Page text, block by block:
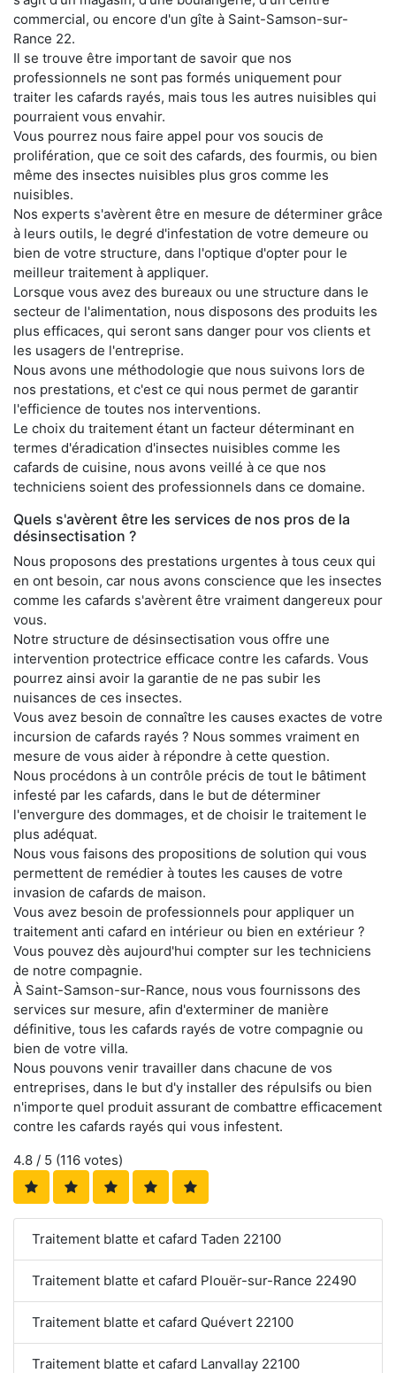
commercial, ou encore d'un gîte à Saint-Samson-sur-
Rance 22.
Il se trouve être important de savoir que nos
professionnels ne sont pas formés uniquement pour
traiter les cafards rayés, mais tous les autres nuisibles qui
pourraient vous envahir.
Vous pourrez nous faire appel pour vos soucis de
prolifération, que ce soit des cafards, des fourmis, ou bien
même des insectes nuisibles plus gros comme les
nuisibles.
Nos experts s'avèrent être en mesure de déterminer grâce
à leurs outils, le degré d'infestation de votre demeure ou
bien de votre structure, dans l'optique d'opter pour le
meilleur traitement à appliquer.
Lorsque vous avez des bureaux ou une structure dans le
secteur de l'alimentation, nous disposons des produits les
plus efficaces, qui seront sans danger pour vos clients et
les usagers de l'entreprise.
Nous avons une méthodologie que nous suivons lors de
nos prestations, et c'est ce qui nous permet de garantir
l'efficience de toutes nos interventions.
Le choix du traitement étant un facteur déterminant en
termes d'éradication d'insectes nuisibles comme les
cafards de cuisine, nous avons veillé à ce que nos
techniciens soient des professionnels dans ce domaine.
Quels s'avèrent être les services de nos pros de la
désinsectisation ?
Nous proposons des prestations urgentes à tous ceux qui
en ont besoin, car nous avons conscience que les insectes
comme les cafards s'avèrent être vraiment dangereux pour
vous.
Notre structure de désinsectisation vous offre une
intervention protectrice efficace contre les cafards. Vous
pourrez ainsi avoir la garantie de ne pas subir les
nuisances de ces insectes.
Vous avez besoin de connaître les causes exactes de votre
incursion de cafards rayés ? Nous sommes vraiment en
mesure de vous aider à répondre à cette question.
Nous procédons à un contrôle précis de tout le bâtiment
infesté par les cafards, dans le but de déterminer
l'envergure des dommages, et de choisir le traitement le
plus adéquat.
Nous vous faisons des propositions de solution qui vous
permettent de remédier à toutes les causes de votre
invasion de cafards de maison.
Vous avez besoin de professionnels pour appliquer un
traitement anti cafard en intérieur ou bien en extérieur ?
Vous pouvez dès aujourd'hui compter sur les techniciens
de notre compagnie.
À Saint-Samson-sur-Rance, nous vous fournissons des
services sur mesure, afin d'exterminer de manière
définitive, tous les cafards rayés de votre compagnie ou
bien de votre villa.
Nous pouvons venir travailler dans chacune de vos
entreprises, dans le but d'y installer des répulsifs ou bien
n'importe quel produit assurant de combattre efficacement
contre les cafards rayés qui vous infestent.
4.8 / 5 (116 votes)
Traitement blatte et cafard Taden 22100
Traitement blatte et cafard Plouër-sur-Rance 22490
Traitement blatte et cafard Quévert 22100
Traitement blatte et cafard Lanvallay 22100